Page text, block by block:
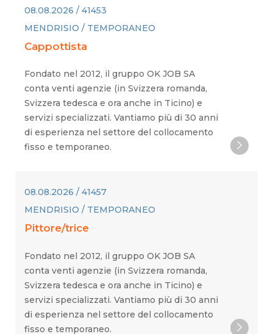
08.08.2026 / 41453
MENDRISIO / TEMPORANEO
Cappottista
Fondato nel 2012, il gruppo OK JOB SA
conta venti agenzie (in Svizzera romanda,
Svizzera tedesca e ora anche in Ticino) e
servizi specializzati. Vantiamo più di 30 anni
di esperienza nel settore del collocamento
fisso e temporaneo.
08.08.2026 / 41457
MENDRISIO / TEMPORANEO
Pittore/trice
Fondato nel 2012, il gruppo OK JOB SA
conta venti agenzie (in Svizzera romanda,
Svizzera tedesca e ora anche in Ticino) e
servizi specializzati. Vantiamo più di 30 anni
di esperienza nel settore del collocamento
fisso e temporaneo.